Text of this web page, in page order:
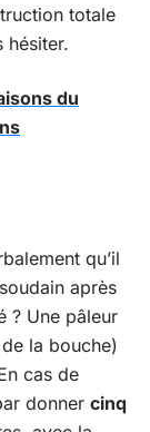
totale
hésiter.
du
qu’il
après
? Une pâleur
la bouche)
cas de
donner cinq